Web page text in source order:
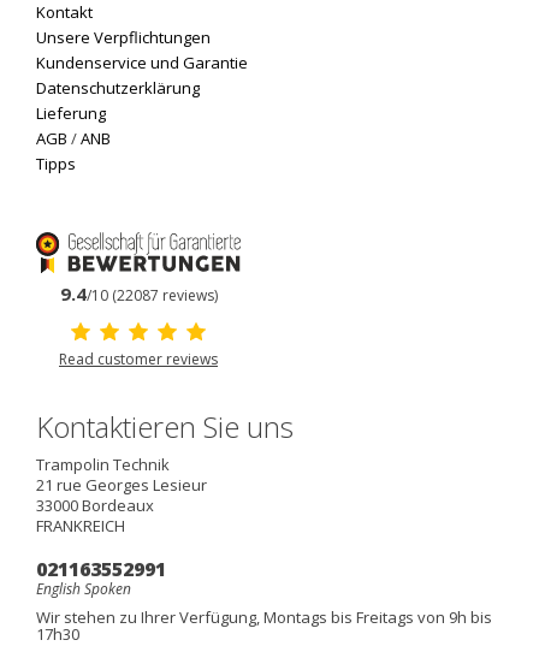
Kontakt
Unsere Verpflichtungen
Kundenservice und Garantie
Datenschutzerklärung
Lieferung
AGB /ANB
Tipps
9.4/10 (22087 reviews)
Read customer reviews
Kontaktieren Sie uns
Trampolin Technik
21 rue Georges Lesieur
33000Bordeaux
FRANKREICH
021163552991
English Spoken
Wir stehen zu Ihrer Verfügung, Montags bis Freitags von 9h bis
17h30